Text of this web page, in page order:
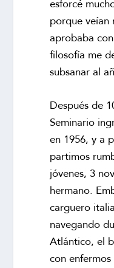
esforcé
porque veían
aprobaba
filosofía me
subsanar al
Después de
Seminario
en 1956, y a
partimos
jóvenes, 3
hermano.
carguero
navegando
Atlántico, el
con